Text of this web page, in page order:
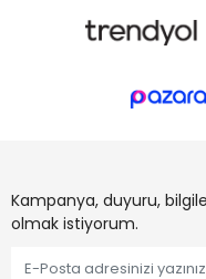
Kampanya, duyuru,
olmak istiyorum.